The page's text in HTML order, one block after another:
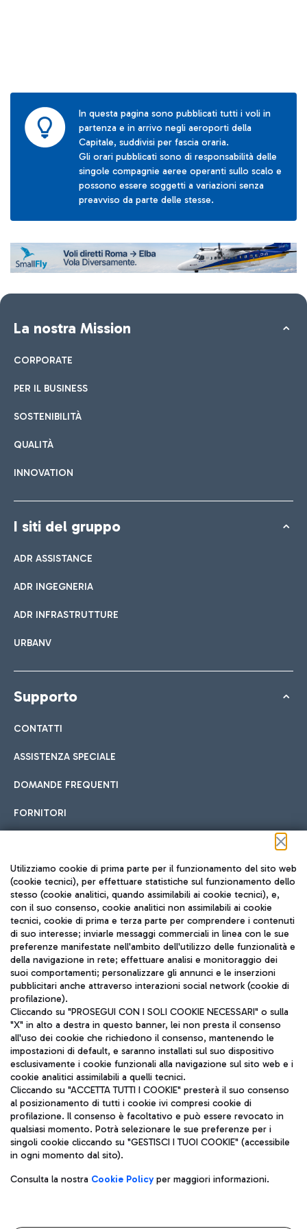
In questa pagina sono pubblicati tutti i voli in
partenza e in arrivo negli aeroporti della
Capitale, suddivisi per fascia oraria.
Gli orari pubblicati sono di responsabilità delle
singole compagnie aeree operanti sullo scalo e
possono essere soggetti a variazioni senza
preavviso da parte delle stesse.
La nostra Mission
CORPORATE
PER IL BUSINESS
SOSTENIBILITÀ
QUALITÀ
INNOVATION
I siti del gruppo
ADR ASSISTANCE
ADR INGEGNERIA
ADR INFRASTRUTTURE
URBANV
Supporto
CONTATTI
ASSISTENZA SPECIALE
DOMANDE FREQUENTI
FORNITORI
Seguici sui social
TRAVEL JOURNAL
ITA
Aeroporti di Roma S.p.A. - Società soggetta a direzione e
coordinamento di Mundys S.p.A.
Codice fiscale e Registro delle Imprese di Roma 13032990155 P.
IVA 06572251004
Capitale sociale 62.224.743,00 int. vers.
Sede legale: Via Pier Paolo Racchetti 1 - 00054 Fiumicino (RM)
telefono +39 06 65951
Privacy policy
Note legali
Utilizziamo cookie di prima parte per il funzionamento del sito web
(cookie tecnici), per effettuare statistiche sul funzionamento dello
stesso (cookie analitici, quando assimilabili ai cookie tecnici), e,
con il suo consenso, cookie analitici non assimilabili ai cookie
tecnici, cookie di prima e terza parte per comprendere i contenuti
di suo interesse; inviarle messaggi commerciali in linea con le sue
preferenze manifestate nell'ambito dell'utilizzo delle funzionalità e
della navigazione in rete; effettuare analisi e monitoraggio dei
suoi comportamenti; personalizzare gli annunci e le inserzioni
pubblicitari anche attraverso interazioni social network (cookie di
profilazione).
Cliccando su "PROSEGUI CON I SOLI COOKIE NECESSARI" o sulla
"X" in alto a destra in questo banner, lei non presta il consenso
all'uso dei cookie che richiedono il consenso, mantenendo le
impostazioni di default, e saranno installati sul suo dispositivo
esclusivamente i cookie funzionali alla navigazione sul sito web e i
cookie analitici assimilabili a quelli tecnici.
Cliccando su "ACCETTA TUTTI I COOKIE" presterà il suo consenso
al posizionamento di tutti i cookie ivi compresi cookie di
profilazione. Il consenso è facoltativo e può essere revocato in
qualsiasi momento. Potrà selezionare le sue preferenze per i
singoli cookie cliccando su "GESTISCI I TUOI COOKIE" (accessibile
in ogni momento dal sito).
Consulta la nostra Cookie Policyper maggiori informazioni.